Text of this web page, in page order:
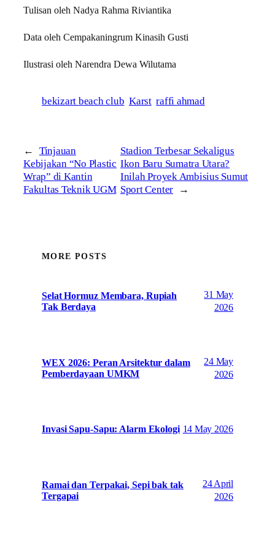
Tulisan oleh Nadya Rahma Riviantika
Data oleh Cempakaningrum Kinasih Gusti
Ilustrasi oleh Narendra Dewa Wilutama
bekizart beach club Karst raffi ahmad
←
Tinjauan
Kebijakan “No Plastic
Wrap” di Kantin
Fakultas Teknik UGM
Stadion Terbesar Sekaligus
Ikon Baru Sumatra Utara?
Inilah Proyek Ambisius Sumut
Sport Center
→
MORE POSTS
Selat Hormuz Membara, Rupiah
Tak Berdaya
31 May
2026
WEX 2026: Peran Arsitektur dalam
Pemberdayaan UMKM
24 May
2026
Invasi Sapu-Sapu: Alarm Ekologi 14 May 2026
Ramai dan Terpakai, Sepi bak tak
Tergapai
24 April
2026